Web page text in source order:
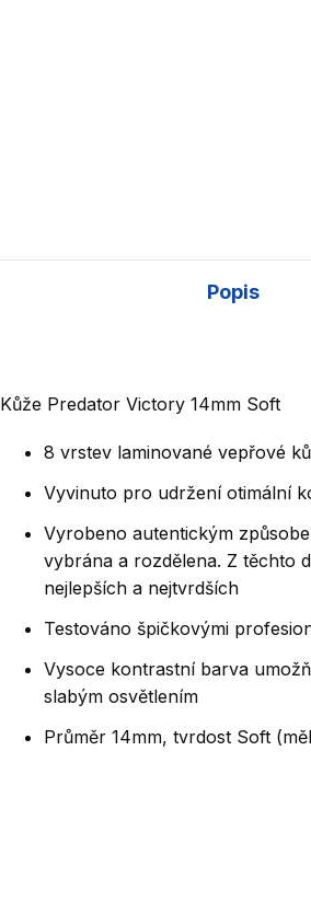
Popis
Kůže Predator Victory 14mm Soft
8 vrstev laminované vepřové
Vyvinuto pro udržení otimální
Vyrobeno autentickým
vybrána a rozdělena. Z těchto
nejlepších a nejtvrdších
Testováno špičkovými
Vysoce kontrastní barva
slabým osvětlením
Průměr 14mm, tvrdost Soft